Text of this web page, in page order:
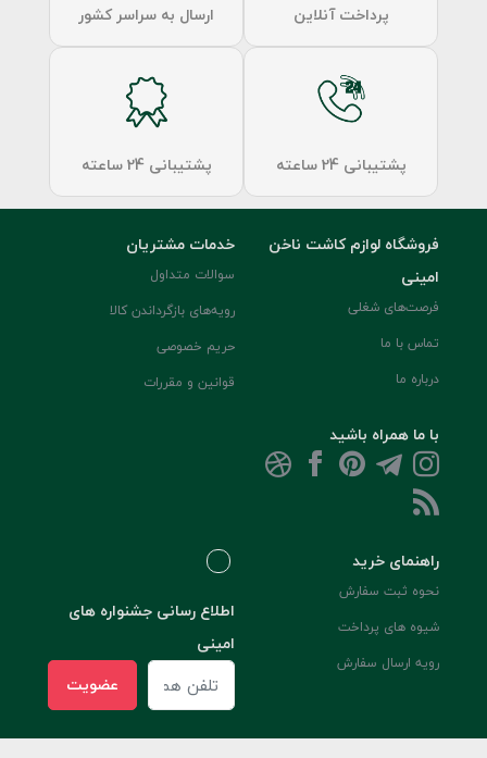
پرداخت آنلاین ارسال به سراسر کشور
پشتیبانی 24 ساعته پشتیبانی 24 ساعته
فروشگاه لوازم کاشت ناخن
امینی
فرصت‌های شغلی
تماس با ما
درباره ما
با ما همراه باشید
خدمات مشتریان
سوالات متداول
رویه‌های بازگرداندن کالا
حریم خصوصی
قوانین و مقررات
راهنمای خرید
نحوه ثبت سفارش
شیوه های پرداخت
رویه ارسال سفارش
اطلاع رسانی جشنواره های
امینی
عضویت